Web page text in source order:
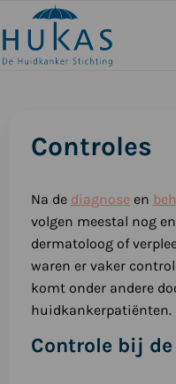
Controles
Na de diagnose en
volgen meestal nog
dermatoloog of
waren er vaker
komt onder andere
huidkankerpatiënten.
Controle bij